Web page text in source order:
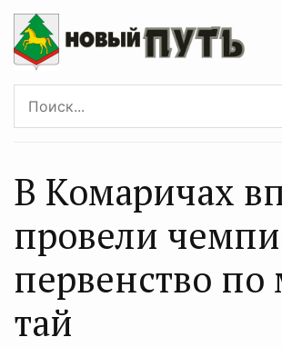
В Комаричах
провели
первенство по
тай